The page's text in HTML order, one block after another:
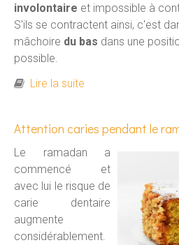
involontaire et impossible à
S'ils se contractent ainsi, c'est
mâchoire du bas dans une
possible.
Lire la suite
Attention caries pendant le
Le ramadan a
commencé et
avec lui le risque de
carie dentaire
augmente
considérablement.